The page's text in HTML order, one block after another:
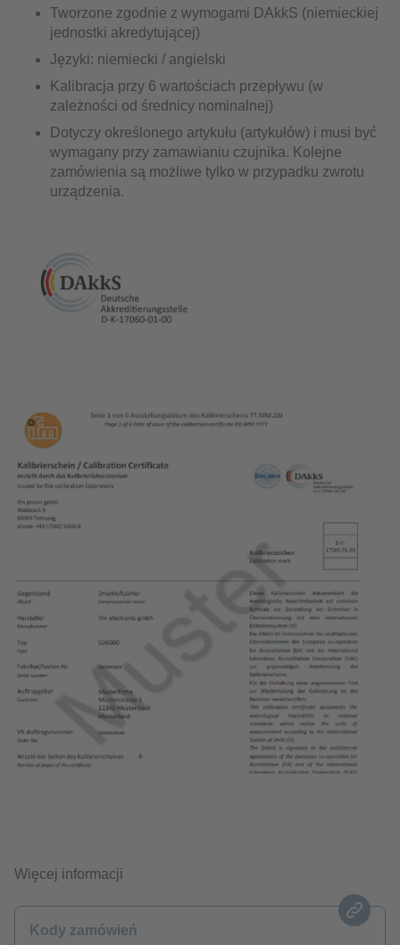
Tworzone zgodnie z wymogami DAkkS (niemieckiej
jednostki akredytującej)
Języki: niemiecki / angielski
Kalibracja przy 6 wartościach przepływu (w
zależności od średnicy nominalnej)
Dotyczy określonego artykułu (artykułów) i musi być
wymagany przy zamawianiu czujnika. Kolejne
zamówienia są możliwe tylko w przypadku zwrotu
urządzenia.
Więcej informacji
Kody zamówień